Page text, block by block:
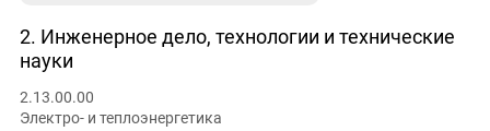
2. Инженерное дело, технологии и технические
науки
2.13.00.00
Электро- и теплоэнергетика